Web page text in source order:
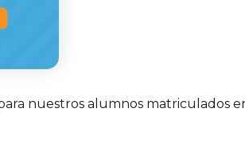
nuestros alumnos matriculados